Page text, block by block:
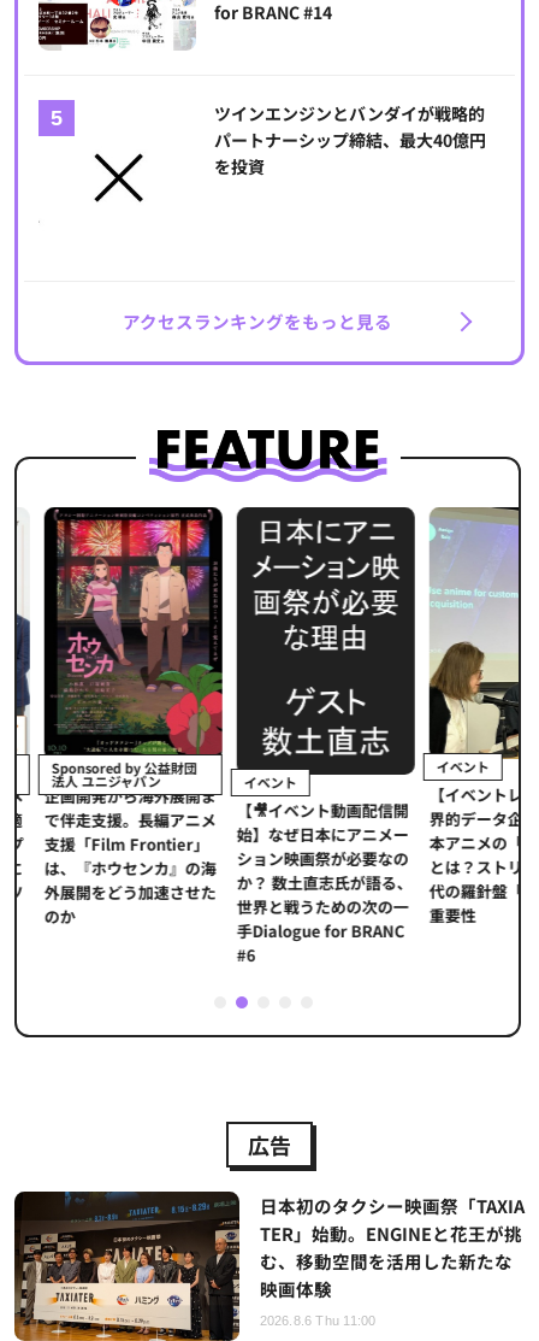
for BRANC #14
ツインエンジンとバンダイが戦略的
パートナーシップ締結、最大40億円
を投資
アクセスランキングをもっと見る
Sponsored by 公益財団
法人 ユニジャパン
企画開発から海外展開ま
で伴走支援。長編アニメ
支援「Film Frontier」
は、『ホウセンカ』の海
外展開をどう加速させた
のか
イベント
【🎥イベント動画配信開
始】なぜ日本にアニメー
ション映画祭が必要なの
か？ 数土直志氏が語る、
世界と戦うための次の一
手Dialogue for BRANC
#6
イベント
【イベントレポ
界的データ企業
本アニメの「真
とは？ストリー
代の羅針盤「デ
重要性
2
広告
日本初のタクシー映画祭「TAXIA
TER」始動。ENGINEと花王が挑
む、移動空間を活用した新たな
映画体験
2026.8.6 Thu 11:00